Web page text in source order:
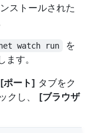
ストールされた
watch run
を
す。
[ポート] タブをク
クし、 [ブラウザ